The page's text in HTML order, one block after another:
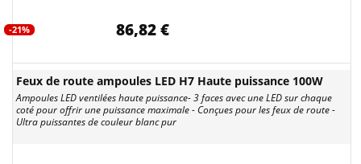
-21% 86,82 €
Feux de route ampoules LED H7 Haute puissance 100W
Ampoules LED ventilées haute puissance- 3 faces avec une LED sur chaque
coté pour offrir une puissance maximale - Conçues pour les feux de route -
Ultra puissantes de couleur blanc pur